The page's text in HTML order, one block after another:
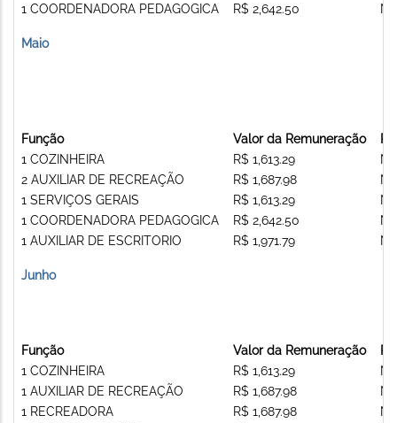
1 COORDENADORA PEDAGOGICA
R$ 2,642.50
Maio
Função
1 COZINHEIRA
2 AUXILIAR DE RECREAÇÃO
1 SERVIÇOS GERAIS
1 COORDENADORA PEDAGOGICA
1 AUXILIAR DE ESCRITORIO
Valor da Remuneração
R$ 1,613.29
R$ 1,687.98
R$ 1,613.29
R$ 2,642.50
R$ 1,971.79
Junho
Função
1 COZINHEIRA
1 AUXILIAR DE RECREAÇÃO
1 RECREADORA
Valor da Remuneração
R$ 1,613.29
R$ 1,687.98
R$ 1,687.98